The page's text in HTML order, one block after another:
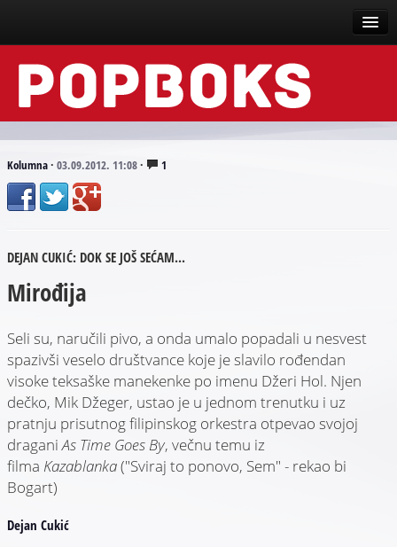
Vesti
Događaji
Tekstovi
Scena
Arhive
Kolumna· 03.09.2012. 11:08· 1
DEJAN CUKIĆ: DOK SE JOŠ SEĆAM...
Mirođija
Seli su, naručili pivo, a onda umalo popadali u nesvest
spazivši veselo društvance koje je slavilo rođendan
visoke teksaške manekenke po imenu Džeri Hol. Njen
dečko, Mik Džeger, ustao je u jednom trenutku i uz
pratnju prisutnog filipinskog orkestra otpevao svojoj
draganiAs Time Goes By, večnu temu iz
filma Kazablanka("Sviraj to ponovo, Sem" - rekao bi
Bogart)
Dejan Cukić